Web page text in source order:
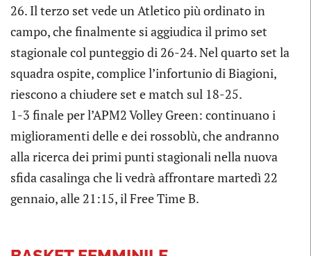
26. Il terzo set vede un Atletico più ordinato in
campo, che finalmente si aggiudica il primo set
stagionale col punteggio di 26-24. Nel quarto set la
squadra ospite, complice l’infortunio di Biagioni,
riescono a chiudere set e match sul 18-25.
1-3 finale per l’APM2 Volley Green: continuano i
miglioramenti delle e dei rossoblù, che andranno
alla ricerca dei primi punti stagionali nella nuova
sfida casalinga che li vedrà affrontare martedì 22
gennaio, alle 21:15, il Free Time B.